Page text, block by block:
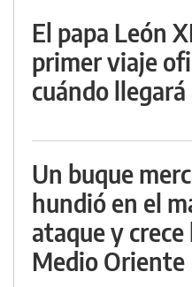
El papa León
primer viaje
cuándo llegará
Un buque
hundió en el
ataque y
Medio Oriente